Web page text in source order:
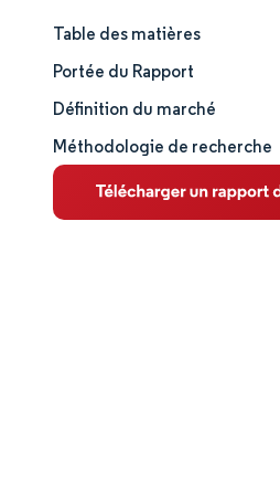
Taille et part de marché
Analyse du marché
Tendances et perspectives
Analyse des segments
Table des matières
Portée du Rapport
Définition du marché
Méthodologie de recherche